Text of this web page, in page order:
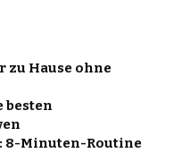
Hause ohne
besten
8-Minuten-Routine